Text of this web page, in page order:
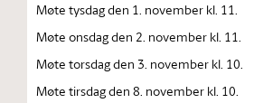
Møte tysdag den 1. november kl. 11.
Møte onsdag den 2. november kl. 11.
Møte torsdag den 3. november kl. 10.
Møte tirsdag den 8. november kl. 10.